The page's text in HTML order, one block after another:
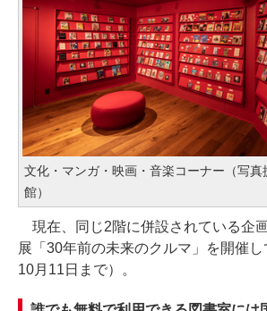
文化・マンガ・映画・音楽コーナー（写真
館）
現在、同じ2階に併設されている企
展「30年前の未来のクルマ」を開催
10月11日まで）。